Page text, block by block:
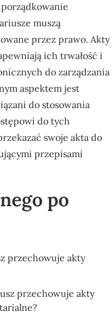
muszą
przez prawo. Akty
ich trwałość i
do zarządzania
aspektem jest
do stosowania
do tych
swoje akta do
przepisami
po
przechowuje akty